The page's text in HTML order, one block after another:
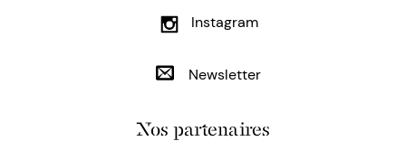
Instagram
Newsletter
Nos partenaires